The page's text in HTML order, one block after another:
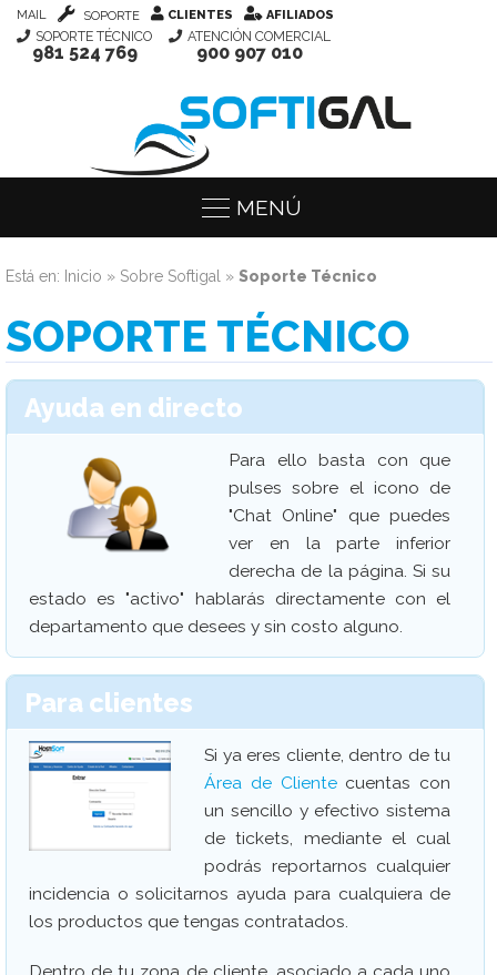
MAIL SOPORTE CLIENTES AFILIADOS
SOPORTE TÉCNICO
981 524 769
ATENCIÓN COMERCIAL
900 907 010
MENÚ
Está en: Inicio » Sobre Softigal » Soporte Técnico
SOPORTE TÉCNICO
Ayuda en directo
Para ello basta con que
pulses sobre el icono de
"Chat Online" que puedes
ver en la parte inferior
derecha de la página. Si su
estado es "activo" hablarás directamente con el
departamento que desees y sin costo alguno.
Para clientes
Si ya eres cliente, dentro de tu
Área de Clientecuentas con
un sencillo y efectivo sistema
de tickets, mediante el cual
podrás reportarnos cualquier
incidencia o solicitarnos ayuda para cualquiera de
los productos que tengas contratados.